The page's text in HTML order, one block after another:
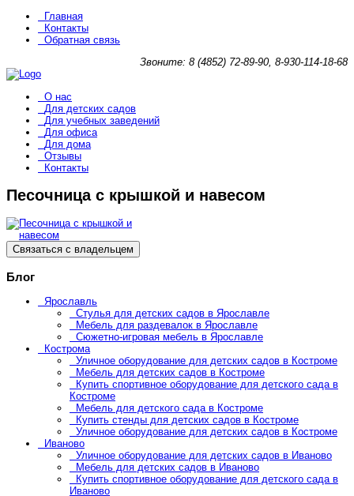
Главная
Контакты
Обратная связь
Звоните: 8 (4852) 72-89-90, 8-930-114-18-68
О нас
Для детских садов
Для учебных заведений
Для офиса
Для дома
Отзывы
Контакты
Песочница с крышкой и навесом
Связаться с владельцем
Блог
Ярославль
Стулья для детских садов в Ярославле
Мебель для раздевалок в Ярославле
Сюжетно-игровая мебель в Ярославле
Кострома
Уличное оборудование для детских садов в Костроме
Мебель для детских садов в Костроме
Купить спортивное оборудование для детского сада в
Костроме
Мебель для детского сада в Костроме
Купить стенды для детских садов в Костроме
Уличное оборудование для детских садов в Костроме
Иваново
Уличное оборудование для детских садов в Иваново
Мебель для детских садов в Иваново
Купить спортивное оборудование для детского сада в
Иваново